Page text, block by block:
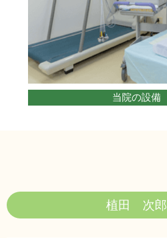
当院の設備
植田 次郎